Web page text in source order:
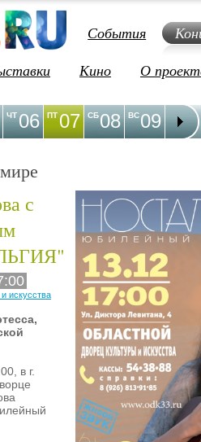
События
Кино О
06
ЧТ 07
ПТ 08
СБ 09
ВС 10
ПН
с
искусства
в г.